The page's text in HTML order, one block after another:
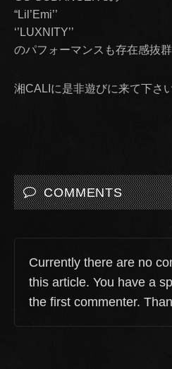
“Lil’Emi’’
‘’LUXNITY’’
のパフォーマンスも存在感抜群
湘CALIに是非遊びに来て下さ
COMMENTS
Currently there are no
this article. You have a
the first commenter.